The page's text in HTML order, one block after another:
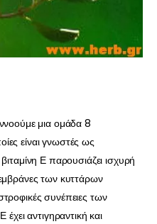
μια ομάδα 8
είναι γνωστές ως
Ε παρουσιάζει ισχυρή
των κυττάρων
συνέπειες των
αντιγηραντική και